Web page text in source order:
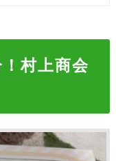
村上商会